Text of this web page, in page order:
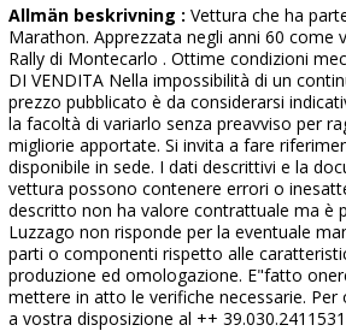
Allmän beskrivning : Vettura che ha
Marathon. Apprezzata negli anni 60 come
Rally di Montecarlo . Ottime condizioni
DI VENDITA Nella impossibilità di un
prezzo pubblicato è da considerarsi
la facoltà di variarlo senza preavviso per
migliorie apportate. Si invita a fare
disponibile in sede. I dati descrittivi e la
vettura possono contenere errori o
descritto non ha valore contrattuale ma è
Luzzago non risponde per la eventuale
parti o componenti rispetto alle
produzione ed omologazione. E"fatto
mettere in atto le verifiche necessarie.
a vostra disposizione al ++ 39.030.2411531